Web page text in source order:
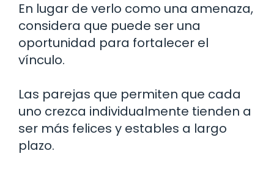
En lugar de verlo como una amenaza,
considera que puede ser una
oportunidad para fortalecer el
vínculo.
Las parejas que permiten que cada
uno crezca individualmente tienden a
ser más felices y estables a largo
plazo.